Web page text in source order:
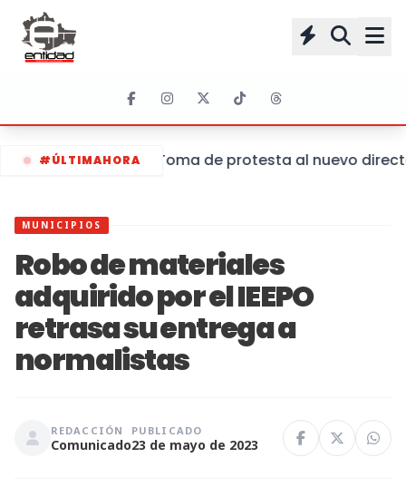
#ÚLTIMAHORA Toma de protesta al nuevo
MUNICIPIOS
Robo de materiales
adquirido por el IEEPO
retrasa su entrega a
normalistas
REDACCIÓN
Comunicado
PUBLICADO
23 de mayo de 2023